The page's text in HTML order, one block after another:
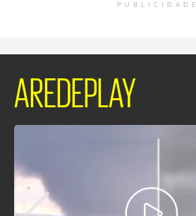
PUBLICIDADE
AREDEPLAY